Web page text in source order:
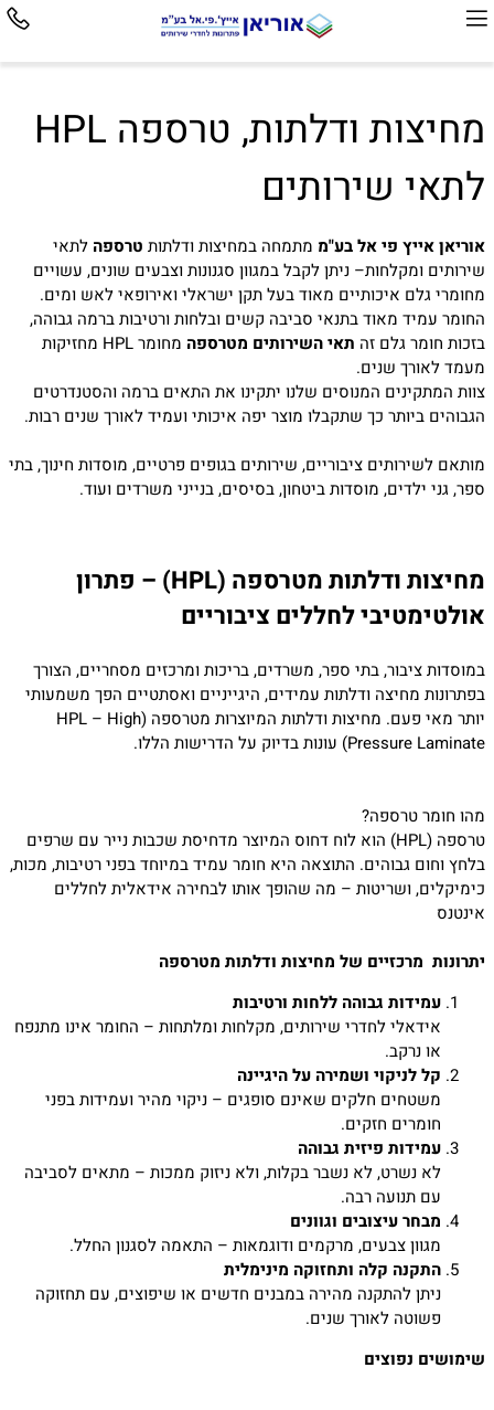
מחיצות ודלתות, טרספה HPL
לתאי שירותים
אוריאן אייץ פי אל בע"מ מתמחה במחיצות ודלתות טרספה לתאי
שירותים ומקלחות– ניתן לקבל במגוון סגנונות וצבעים שונים, עשויים
מחומרי גלם איכותיים מאוד בעל תקן ישראלי ואירופאי לאש ומים.
החומר עמיד מאוד בתנאי סביבה קשים ובלחות ורטיבות ברמה גבוהה,
בזכות חומר גלם זה תאי השירותים מטרספה
מחומר HPL מחזיקות
מעמד לאורך שנים.
צוות המתקינים המנוסים שלנו יתקינו את התאים ברמה והסטנדרטים
הגבוהים ביותר כך שתקבלו מוצר יפה איכותי ועמיד לאורך שנים רבות.
מותאם לשירותים ציבוריים, שירותים בגופים פרטיים, מוסדות חינוך, בתי
ספר, גני ילדים, מוסדות ביטחון, בסיסים, בנייני משרדים ועוד.
מחיצות ודלתות מטרספה (HPL) – פתרון
אולטימטיבי לחללים ציבוריים
במוסדות ציבור, בתי ספר, משרדים, בריכות ומרכזים מסחריים, הצורך
בפתרונות מחיצה ודלתות עמידים, היגייניים ואסתטיים הפך משמעותי
יותר מאי פעם. מחיצות ודלתות המיוצרות מטרספה (HPL – High
Pressure Laminate) עונות בדיוק על הדרישות הללו.
מהו חומר טרספה?
טרספה (HPL) הוא לוח דחוס המיוצר מדחיסת שכבות נייר עם שרפים
בלחץ וחום גבוהים. התוצאה היא חומר עמיד במיוחד בפני רטיבות, מכות,
כימיקלים, ושריטות – מה שהופך אותו לבחירה אידאלית לחללים
אינטנס
יתרונות מרכזיים של מחיצות ודלתות מטרספה
עמידות גבוהה ללחות ורטיבות
אידאלי לחדרי שירותים, מקלחות ומלתחות – החומר אינו מתנפח
או נרקב.
קל לניקוי ושמירה על היגיינה
משטחים חלקים שאינם סופגים – ניקוי מהיר ועמידות בפני
חומרים חזקים.
עמידות פיזית גבוהה
לא נשרט, לא נשבר בקלות, ולא ניזוק ממכות – מתאים לסביבה
עם תנועה רבה.
מבחר עיצובים וגוונים
מגוון צבעים, מרקמים ודוגמאות – התאמה לסגנון החלל.
התקנה קלה ותחזוקה מינימלית
ניתן להתקנה מהירה במבנים חדשים או שיפוצים, עם תחזוקה
פשוטה לאורך שנים.
שימושים נפוצים